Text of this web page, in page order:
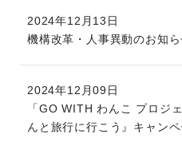
2024年12月13日
機構改革・人事異動のお知ら
2024年12月09日
「GO WITH わんこ プロジ
んと旅行に行こう』キャンペ